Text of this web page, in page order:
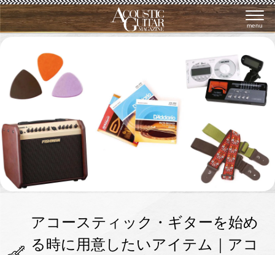
menu
アコースティック・ギターを始め
る時に用意したいアイテム｜アコ